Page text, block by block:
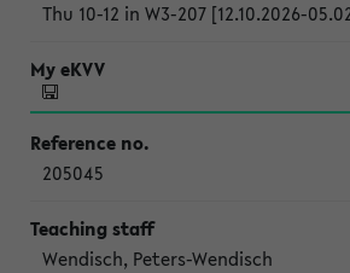
Thu 10-12 in W3-207 [12.10.2026-
205045
Wendisch, Peters-Wendisch